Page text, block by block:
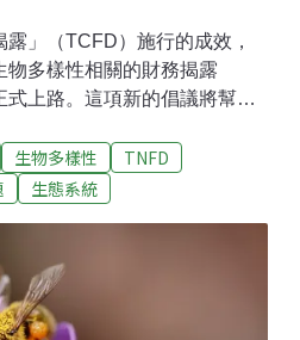
」（TCFD）施行的成效，
物多樣性相關的財務揭露
式上路。這項新的倡議將幫助
。生物系統多樣性逐漸崩潰 動
系統多樣性涵蓋了所有從基
性是人類在地球上永續發展
聯合國下的生物多樣性和生態
平台（IPBES）於2019年的報
人類行為而被嚴重改變（海
生物多樣性
TNFD
生態系統